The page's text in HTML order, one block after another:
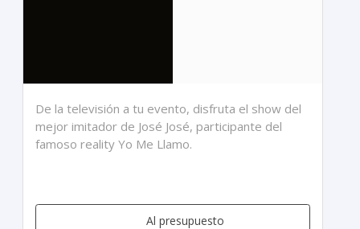
De la televisión a tu evento, disfruta el show del
mejor imitador de José José, participante del
famoso reality Yo Me Llamo.
Al presupuesto